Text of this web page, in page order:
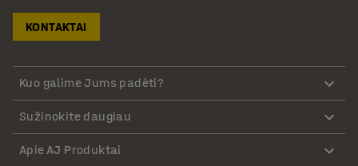
KONTAKTAI
Kuo galime Jums padėti?
Sužinokite daugiau
Apie AJ Produktai